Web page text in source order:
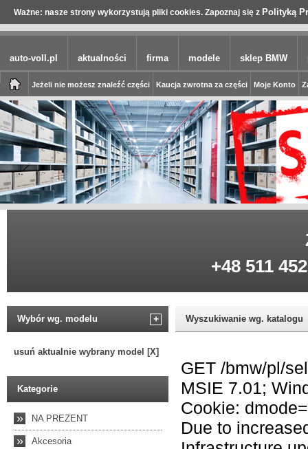
Ważne: nasze strony wykorzystują pliki cookies. Zapoznaj się z Polityką
auto-voll.pl aktualności firma modele sklep BMW
Jeżeli nie możesz znaleźć części Kaucja zwrotna za części Moje Konto
+48 511
Wybór wg. modelu +
usuń aktualnie wybrany model [X]
Kategorie
» NA PREZENT
» Akcesoria
Wyszukiwanie wg. katalogu